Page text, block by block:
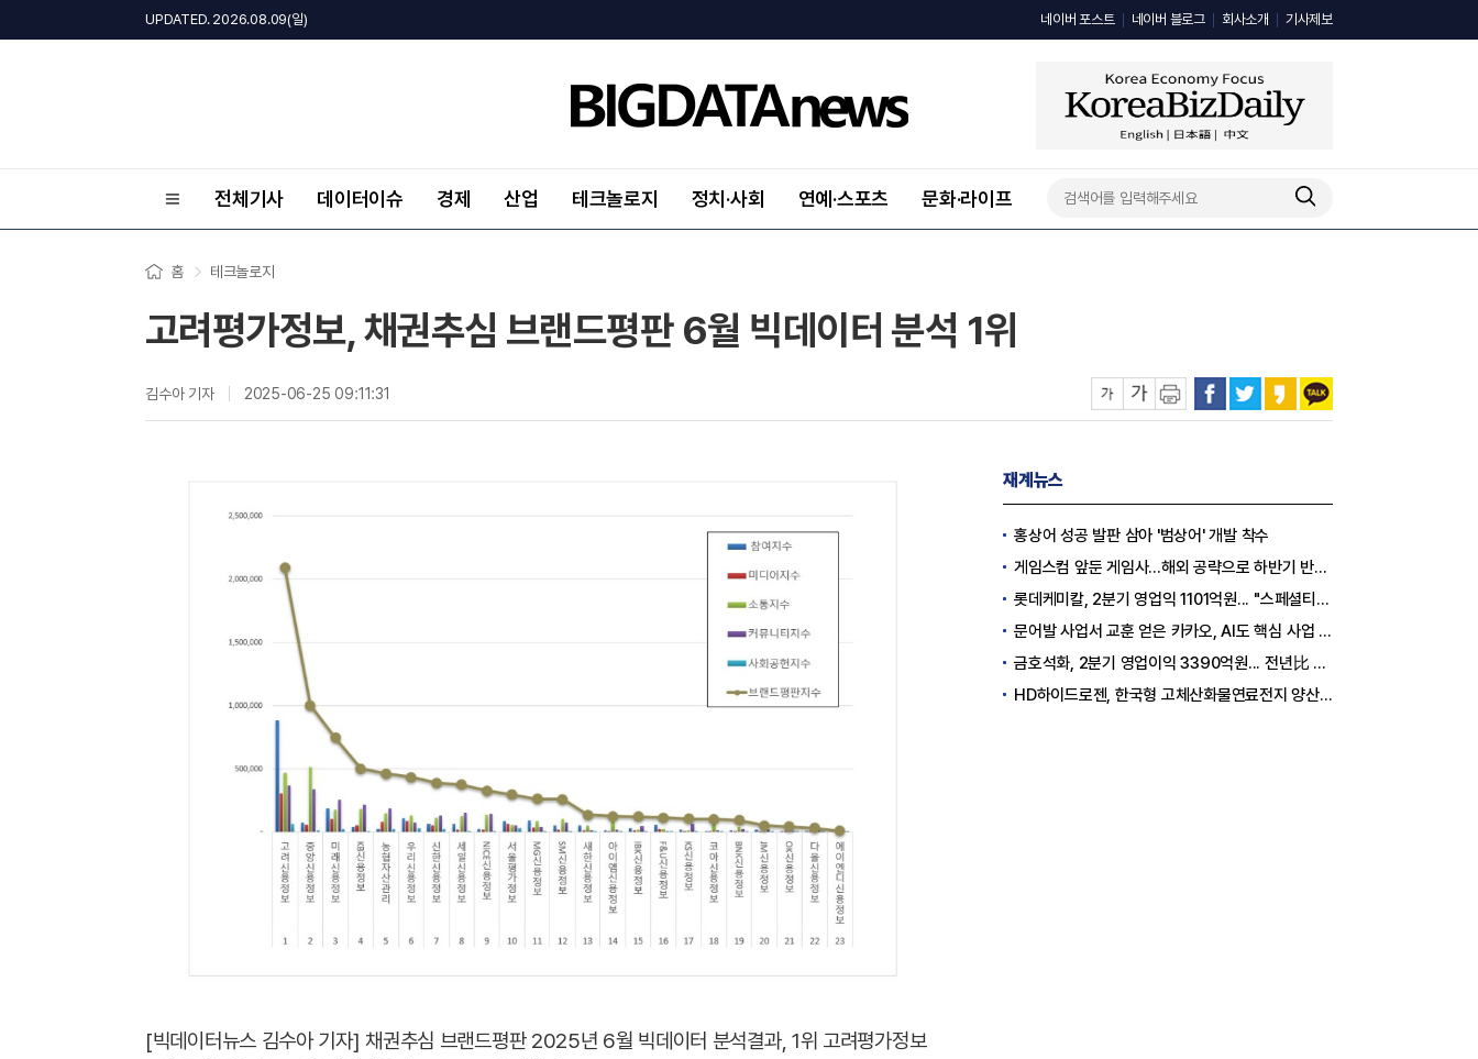
UPDATED. 2026.08.09(일) 네이버 포스트 네이버 블로그 회사소개 기사제보
전체기사 데이터이슈 경제 산업 테크놀로지 정치·사회 연예·스포츠 문화·라이프
홈 테크놀로지
고려평가정보, 채권추심 브랜드평판 6월 빅데이터 분석 1위
김수아 기자 2025-06-25 09:11:31
[빅데이터뉴스 김수아 기자] 채권추심 브랜드평판 2025년 6월 빅데이터 분석결과, 1위 고려평가정보
재계뉴스
홍상어 성공 발판 삼아 '범상어' 개발 착수
게임스컴 앞둔 게임사…해외 공략으로 하반기 반등 꾀한다
롯데케미칼, 2분기 영업익 1101억원... "스페셜티 전환 가속"
문어발 사업서 교훈 얻은 카카오, AI도 핵심 사업 '선택과 집중'
금호석화, 2분기 영업이익 3390억원... 전년比 419% 급증
HD하이드로젠, 한국형 고체산화물연료전지 양산체계 구축